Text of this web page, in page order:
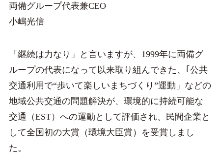
両備グループ代表兼CEO
小嶋光信
「継続は力なり」と言いますが、1999年に両備グ
ループの代表になって以来取り組んできた、｢公共
交通利用で“歩いて楽しいまちづくり”運動」などの
地域公共交通の問題解決が、環境的に持続可能な
交通（EST）への運動として評価され、民間企業と
して全国初の大賞（環境大臣賞）を受賞しまし
た。